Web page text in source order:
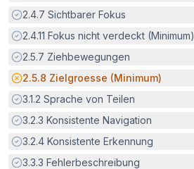
Erfüllt:
2.4.7 Sichtbarer Fokus
Erfüllt:
2.4.11 Fokus nicht verdeckt (Minimum)
Erfüllt:
2.5.7 Ziehbewegungen
Potenzielle Barriere:
2.5.8 Zielgroesse (Minimum)
Erfüllt:
3.1.2 Sprache von Teilen
Erfüllt:
3.2.3 Konsistente Navigation
Erfüllt:
3.2.4 Konsistente Erkennung
Erfüllt:
3.3.3 Fehlerbeschreibung